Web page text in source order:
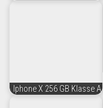
Iphone X 256 GB Klasse A